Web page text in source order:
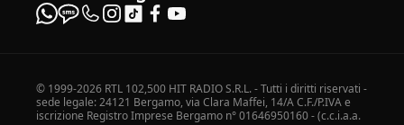
© 1999-2026 RTL 102,500 HIT RADIO S.R.L. - Tutti i diritti riservati -
sede legale: 24121 Bergamo, via Clara Maffei, 14/A C.F./P.IVA e
iscrizione Registro Imprese Bergamo n° 01646950160 - (c.c.i.a.a.